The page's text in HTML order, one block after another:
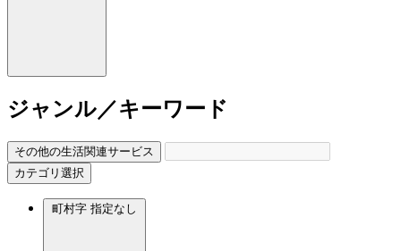
ジャンル／キーワード
その他の生活関連サービス
カテゴリ選択
町村字 指定なし